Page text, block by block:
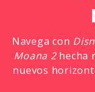
Navega con
Moana 2hecha
nuevos